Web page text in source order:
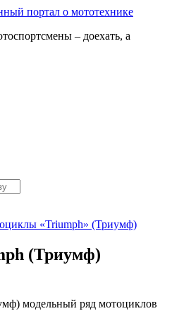
– доехать, а
«Triumph» (Триумф)
(Триумф)